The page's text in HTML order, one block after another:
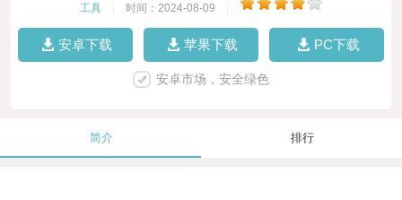
工具 时间：2024-08-09
安卓下载 苹果下载 PC下载
安卓市场，安全绿色
简介 排行